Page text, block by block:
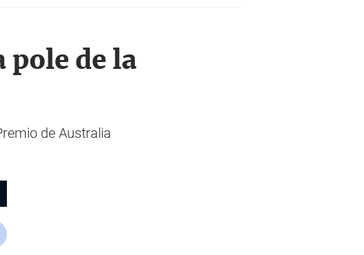
pole de la
de Australia